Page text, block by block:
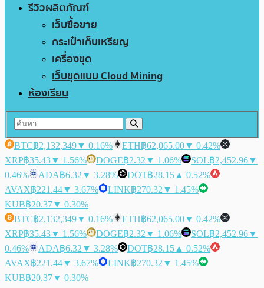
รีวิวผลิตภัณฑ์
เว็บซื้อขาย
กระเป๋าเก็บเหรียญ
เครื่องขุด
เว็บขุดแบบ Cloud Mining
ห้องเรียน
BTC฿2,132,349▼ 0.16% ETH฿62,065.00▼ 0.42%
XRP฿35.43▼ 1.56% DOGE฿2.32 ▼ 1.06% SOL฿2,452.96▼
0.46%
ADA฿6.32 ▼ 3.28% DOT฿28.15 ▲ 0.52%
AVAX฿221.44▼ 3.67% LINK฿270.32 ▼ 1.45%
KUB฿20.37▼ 0.30%
BTC฿2,132,349▼ 0.16% ETH฿62,065.00▼ 0.42%
XRP฿35.43▼ 1.56% DOGE฿2.32 ▼ 1.06% SOL฿2,452.96▼
0.46%
ADA฿6.32 ▼ 3.28% DOT฿28.15 ▲ 0.52%
AVAX฿221.44▼ 3.67% LINK฿270.32 ▼ 1.45%
KUB฿20.37▼ 0.30%